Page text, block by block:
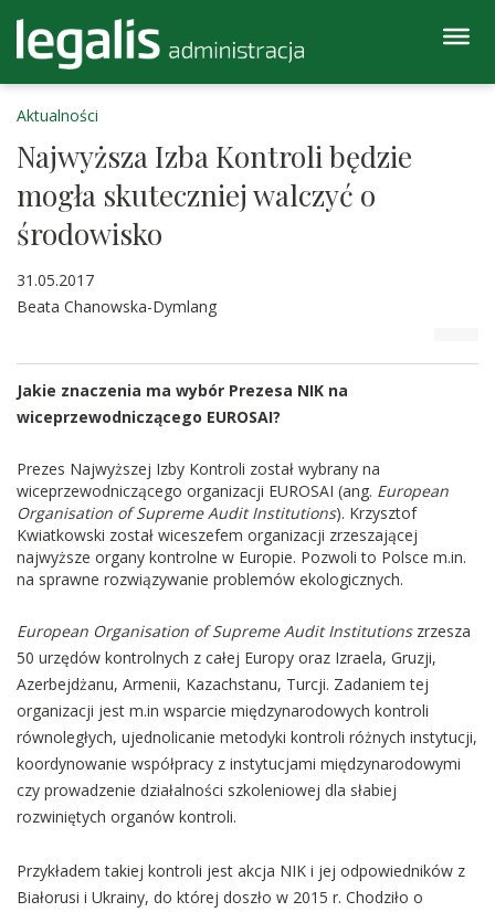
Aktualności
Najwyższa Izba Kontroli będzie
mogła skuteczniej walczyć o
środowisko
31.05.2017
Beata Chanowska-Dymlang
Jakie znaczenia ma wybór Prezesa NIK na
wiceprzewodniczącego EUROSAI?
Prezes Najwyższej Izby Kontroli został wybrany na
wiceprzewodniczącego organizacji EUROSAI (ang. European
Organisation of Supreme Audit Institutions). Krzysztof
Kwiatkowski został wiceszefem organizacji zrzeszającej
najwyższe organy kontrolne w Europie. Pozwoli to Polsce m.in.
na sprawne rozwiązywanie problemów ekologicznych.
European Organisation of Supreme Audit Institutionszrzesza
50 urzędów kontrolnych z całej Europy oraz Izraela, Gruzji,
Azerbejdżanu, Armenii, Kazachstanu, Turcji. Zadaniem tej
organizacji jest m.in wsparcie międzynarodowych kontroli
równoległych, ujednolicanie metodyki kontroli różnych instytucji,
koordynowanie współpracy z instytucjami międzynarodowymi
czy prowadzenie działalności szkoleniowej dla słabiej
rozwiniętych organów kontroli.
Przykładem takiej kontroli jest akcja NIK i jej odpowiedników z
Białorusi i Ukrainy, do której doszło w 2015 r. Chodziło o